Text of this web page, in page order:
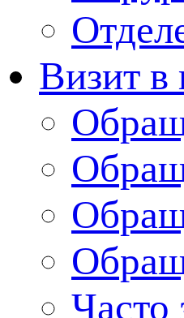
Визит в
Часто